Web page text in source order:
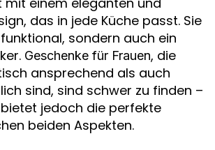
das in jede Küche passt. Sie
sondern auch ein
Geschenke für Frauen, die
ansprechend als auch
sind, sind schwer zu finden –
jedoch die perfekte
beiden Aspekten.